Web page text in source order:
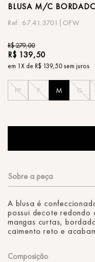
BLUSA M/C
67.41.3701|OFW
R$279,00
R$ 139,50
em 1X de R$ 139,50sem juros
PP P M G
A blusa é
possui decote redondo
mangas curtas,
caimento reto e
Composição